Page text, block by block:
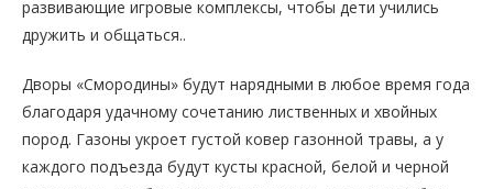
развивающие игровые комплексы, чтобы дети учились
дружить и общаться..
Дворы «Смородины» будут нарядными в любое время года
благодаря удачному сочетанию лиственных и хвойных
пород. Газоны укроет густой ковер газонной травы, а у
каждого подъезда будут кусты красной, белой и черной